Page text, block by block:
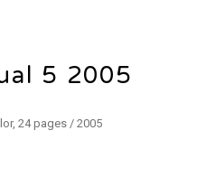
5 2005
24 pages / 2005